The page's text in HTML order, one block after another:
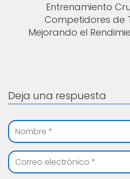
Entrenamiento
Competidores de
Mejorando el
Deja una respuesta